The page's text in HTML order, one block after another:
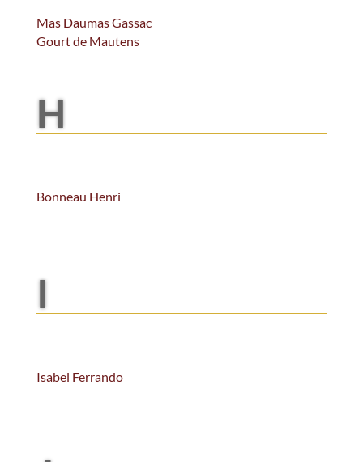
Mas Daumas Gassac
Gourt de Mautens
H
Bonneau Henri
I
Isabel Ferrando